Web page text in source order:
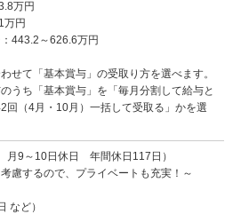
万円
万円
443.2～626.6万円
せて「基本賞与」の受取り方を選べます。
のうち「基本賞与」を「毎月分割して給与と
回（4月・10月）一括して受取る」かを選
9～10日休日 年間休日117日）
慮するので、プライベートも充実！～
など）